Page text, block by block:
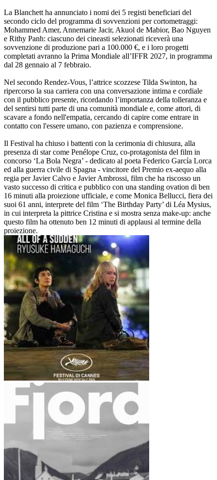
La Blanchett ha annunciato i nomi dei 5 registi beneficiari del
secondo ciclo del programma di sovvenzioni per cortometraggi:
Mohammed Amer, Annemarie Jacir, Akuol de Mabior, Bao Nguyen
e Rithy Panh: ciascuno dei cineasti selezionati riceverà una
sovvenzione di produzione pari a 100.000 €, e i loro progetti
completati avranno la Prima Mondiale all’IFFR 2027, in programma
dal 28 gennaio al 7 febbraio.
Nel secondo Rendez-Vous, l’attrice scozzese Tilda Swinton, ha
ripercorso la sua carriera con una conversazione intima e cordiale
con il pubblico presente, ricordando l’importanza della tolleranza e
del sentirsi tutti parte di una comunità mondiale e, come attori, di
scavare a fondo nell'empatia, cercando di capire come entrare in
contatto con l'essere umano, con pazienza e comprensione.
Il Festival ha chiuso i battenti con la cerimonia di chiusura, alla
presenza di star come Penélope Cruz, co-protagonista del film in
concorso ‘La Bola Negra’ - dedicato al poeta Federico García Lorca
ed alla guerra civile di Spagna - vincitore del Premio ex-aequo alla
regia per Javier Calvo e Javier Ambrossi, film che ha riscosso un
vasto successo di critica e pubblico con una standing ovation di ben
16 minuti alla proiezione ufficiale, e come Monica Bellucci, fiera dei
suoi 61 anni, interprete del film ‘The Birthday Party’ di Léa Mysius,
in cui interpreta la pittrice Cristina e si mostra senza make-up: anche
questo film ha ottenuto ben 12 minuti di applausi al termine della
proiezione.